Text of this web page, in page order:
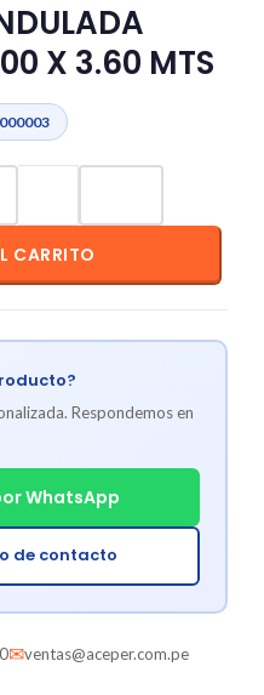
X 3.60 MTS
CARRITO
Respondemos en
WhatsApp
de contacto
✉ventas@aceper.com.pe